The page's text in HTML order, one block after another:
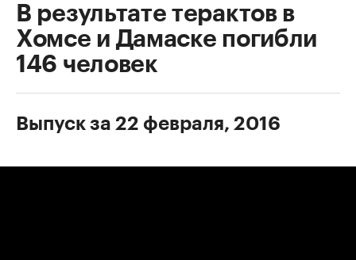
В результате терактов в
Хомсе и Дамаске погибли
146 человек
Выпуск за 22 февраля, 2016